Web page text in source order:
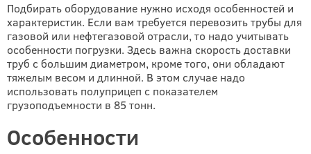
Подбирать оборудование нужно исходя особенностей и
характеристик. Если вам требуется перевозить трубы для
газовой или нефтегазовой отрасли, то надо учитывать
особенности погрузки. Здесь важна скорость доставки
труб с большим диаметром, кроме того, они обладают
тяжелым весом и длинной. В этом случае надо
использовать полуприцеп с показателем
грузоподъемности в 85 тонн.
Особенности